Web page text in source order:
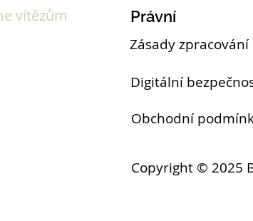
vítězům
Právní
Zásady
Digitální
Obchodní
Copyright © 2025